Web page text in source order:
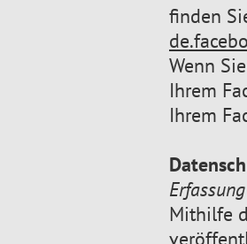
finden
Wenn
Ihrem
Ihrem
Mithilfe